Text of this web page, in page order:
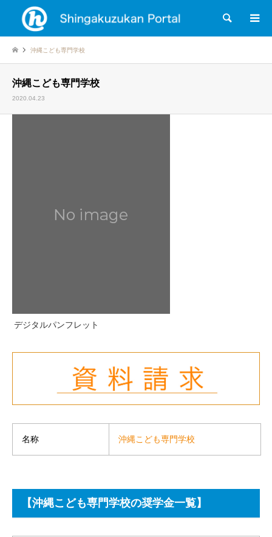
検索
沖縄こども専門学校
沖縄こども専門学校
2020.04.23
デジタルパンフレット
名称 沖縄こども専門学校
【沖縄こども専門学校の奨学金一覧】